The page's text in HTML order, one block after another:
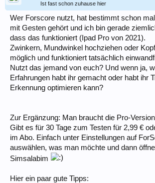
Ist fast schon zuhause hier
Wer Forscore nutzt, hat bestimmt schon
mit Gesten gehört und ich bin gerade
dass das funktioniert (Ipad Pro von 2021).
Zwinkern, Mundwinkel hochziehen oder
möglich und funktioniert tatsächlich
Nutzt das jemand von euch? Und wenn ja,
Erfahrungen habt ihr gemacht oder habt ihr
Erkennung optimieren kann?
Zur Ergänzung: Man braucht die Pro-
Gibt es für 30 Tage zum Testen für 2,99 €
im Abo. Einfach unter Einstellungen auf
auswählen, was man möchte und dann
Simsalabim
Hier ein paar gute Tipps: